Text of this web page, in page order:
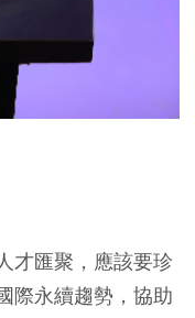
才匯聚，應該要珍
際永續趨勢，協助